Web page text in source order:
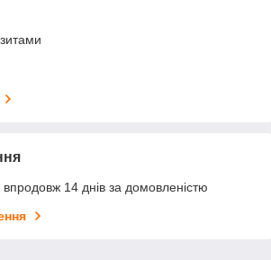
14 днів за домовленістю